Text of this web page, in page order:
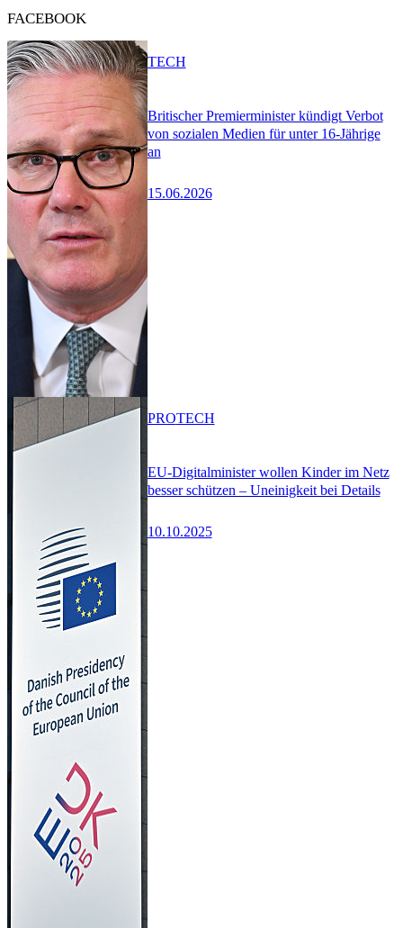
FACEBOOK
Britischer Premierminister kündigt Verbot
von sozialen Medien für unter 16-Jährige
an
15.06.2026
TECH
EU-Digitalminister wollen Kinder im Netz
besser schützen – Uneinigkeit bei Details
10.10.2025
PROTECH